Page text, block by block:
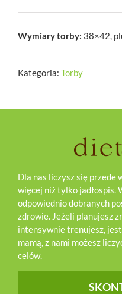
Wymiary torby: 38×42,
Kategoria: Torby
Dla nas liczysz się przede
więcej niż tylko jadłospis.
odpowiednio dobranych
zdrowie. Jeżeli planujesz
intensywnie trenujesz,
mamą, z nami możesz
celów.